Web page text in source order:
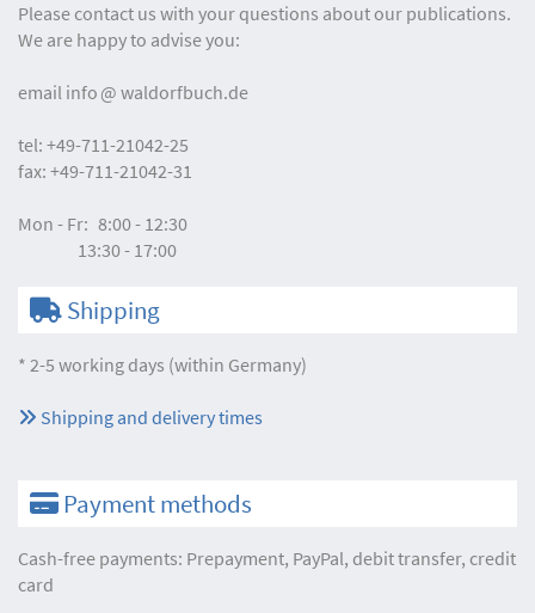
Please contact us with your questions about our publications.
We are happy to advise you:
email info waldorfbuch.de
tel: +49-711-21042-25
fax: +49-711-21042-31
Mon - Fr: 8:00 - 12:30
13:30 - 17:00
Shipping
* 2-5 working days (within Germany)
Shipping and delivery times
Payment methods
Cash-free payments: Prepayment, PayPal, debit transfer, credit
card